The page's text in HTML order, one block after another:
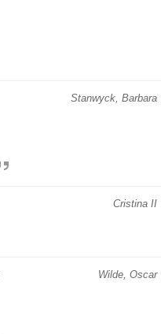
Stanwyck, Barbara
Cristina II
Wilde, Oscar